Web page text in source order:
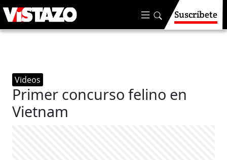
Suscríbete
Videos
Primer concurso felino en
Vietnam